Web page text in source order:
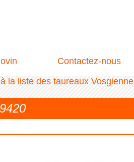
Contactez-nous
la liste des taureaux Vosgienne